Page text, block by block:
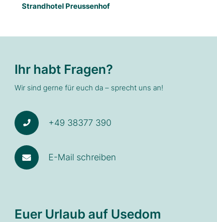
Strandhotel Preussenhof
Ihr habt Fragen?
Wir sind gerne für euch da – sprecht uns an!
+49 38377 390
E-Mail schreiben
Euer Urlaub auf Usedom